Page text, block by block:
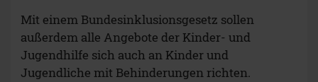
Mit einem Bundesinklusionsgesetz sollen
außerdem alle Angebote der Kinder- und
Jugendhilfe sich auch an Kinder und
Jugendliche mit Behinderungen richten.